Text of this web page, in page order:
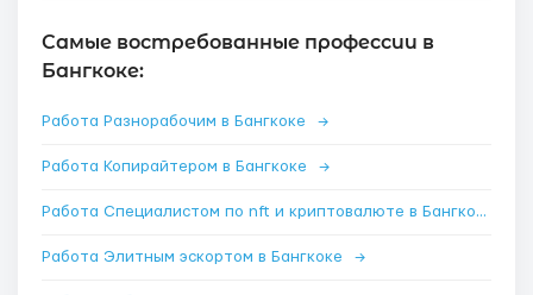
Самые востребованные профессии в
Бангкоке:
Работа Разнорабочим в Бангкоке →
Работа Копирайтером в Бангкоке →
Работа Специалистом по nft и криптовалюте в Бангкоке
Работа Элитным эскортом в Бангкоке →